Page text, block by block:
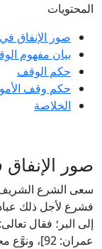
المحتويات
صور الإنفاق
بيان مفهوم
حكم الوقف
حكم وقف
الخلاصة
صور
سعى الشرع الشريف
فشرع لأجل ذلك
إلى البر؛ فقال
عمران: